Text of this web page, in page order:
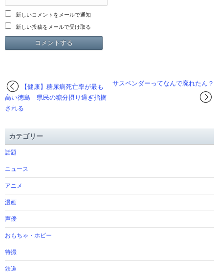
新しいコメントをメールで通知
新しい投稿をメールで受け取る
サスペンダーってなんで廃れたん？
【健康】糖尿病死亡率が最も
高い徳島 県民の糖分摂り過ぎ指摘
される
カテゴリー
話題
ニュース
アニメ
漫画
声優
おもちゃ・ホビー
特撮
鉄道